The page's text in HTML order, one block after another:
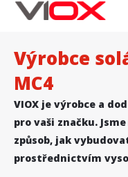
Přejít
Výrobce
MC4
VIOX je výrobce a
pro vaši značku.
způsob, jak
prostřednictvím